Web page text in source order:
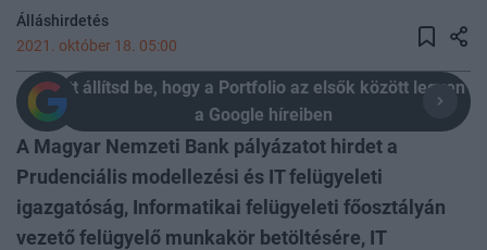
Álláshirdetés
2021. október 18. 05:00
Itt állítsd be, hogy a Portfolio az elsők között legyen
a Google híreiben
A Magyar Nemzeti Bank pályázatot hirdet a
Prudenciális modellezési és IT felügyeleti
igazgatóság, Informatikai felügyeleti főosztályán
vezető felügyelő munkakör betöltésére, IT